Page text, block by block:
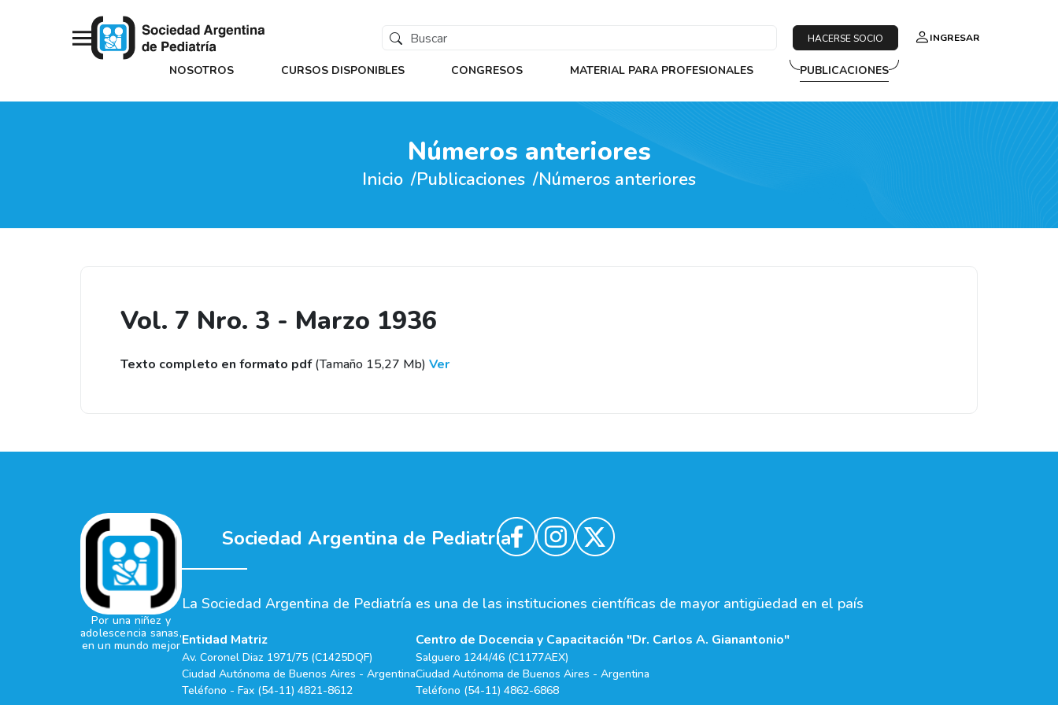
HACERSE SOCIO INGRESAR
NOSOTROS CURSOS DISPONIBLES CONGRESOS MATERIAL PARA PROFESIONALES PUBLICACIONES
Números anteriores
Inicio Publicaciones Números anteriores
Vol. 7 Nro. 3 - Marzo 1936
Texto completo en formato pdf(Tamaño 15,27 Mb) Ver
Sociedad Argentina de Pediatría
Por una niñez y
adolescencia sanas,
en un mundo mejor
La Sociedad Argentina de Pediatría es una de las instituciones científicas de mayor antigüedad en el país
Entidad Matriz
Av. Coronel Diaz 1971/75 (C1425DQF)
Ciudad Autónoma de Buenos Aires - Argentina
Teléfono - Fax (54-11) 4821-8612
Centro de Docencia y Capacitación "Dr. Carlos A. Gianantonio"
Salguero 1244/46 (C1177AEX)
Ciudad Autónoma de Buenos Aires - Argentina
Teléfono (54-11) 4862-6868